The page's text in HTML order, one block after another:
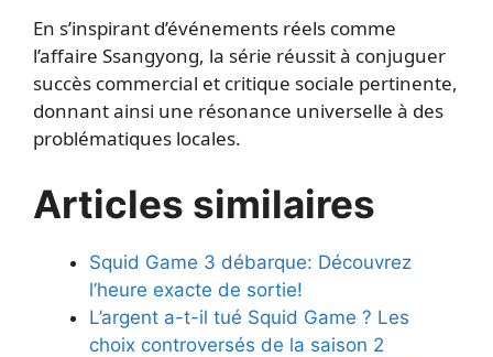
En s’inspirant d’événements réels comme
l’affaire Ssangyong, la série réussit à conjuguer
succès commercial et critique sociale pertinente,
donnant ainsi une résonance universelle à des
problématiques locales.
Articles similaires
Squid Game 3 débarque: Découvrez
l’heure exacte de sortie!
L’argent a-t-il tué Squid Game ? Les
choix controversés de la saison 2